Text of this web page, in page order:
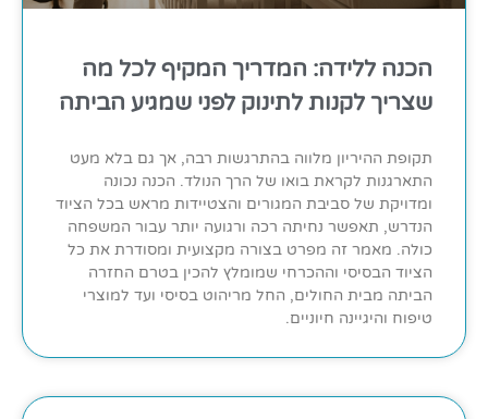
הכנה ללידה: המדריך המקיף לכל מה
שצריך לקנות לתינוק לפני שמגיע הביתה
תקופת ההיריון מלווה בהתרגשות רבה, אך גם בלא מעט
התארגנות לקראת בואו של הרך הנולד. הכנה נכונה
ומדויקת של סביבת המגורים והצטיידות מראש בכל הציוד
הנדרש, תאפשר נחיתה רכה ורגועה יותר עבור המשפחה
כולה. מאמר זה מפרט בצורה מקצועית ומסודרת את כל
הציוד הבסיסי וההכרחי שמומלץ להכין בטרם החזרה
הביתה מבית החולים, החל מריהוט בסיסי ועד למוצרי
טיפוח והיגיינה חיוניים.